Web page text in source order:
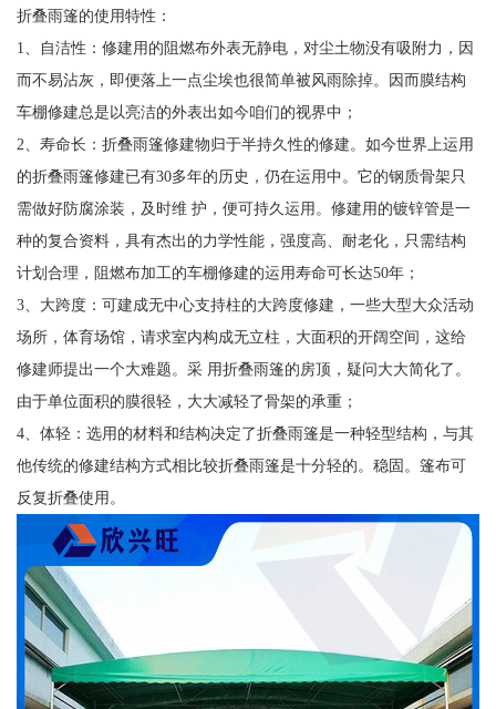
折叠雨篷的使用特性：
1、自洁性：修建用的阻燃布外表无静电，对尘土物没有吸附力，因
而不易沾灰，即便落上一点尘埃也很简单被风雨除掉。因而膜结构
车棚修建总是以亮洁的外表出如今咱们的视界中；
2、寿命长：折叠雨篷修建物归于半持久性的修建。如今世界上运用
的折叠雨篷修建已有30多年的历史，仍在运用中。它的钢质骨架只
需做好防腐涂装，及时维 护，便可持久运用。修建用的镀锌管是一
种的复合资料，具有杰出的力学性能，强度高、耐老化，只需结构
计划合理，阻燃布加工的车棚修建的运用寿命可长达50年；
3、大跨度：可建成无中心支持柱的大跨度修建，一些大型大众活动
场所，体育场馆，请求室内构成无立柱，大面积的开阔空间，这给
修建师提出一个大难题。采 用折叠雨篷的房顶，疑问大大简化了。
由于单位面积的膜很轻，大大减轻了骨架的承重；
4、体轻：选用的材料和结构决定了折叠雨篷是一种轻型结构，与其
他传统的修建结构方式相比较折叠雨篷是十分轻的。稳固。篷布可
反复折叠使用。